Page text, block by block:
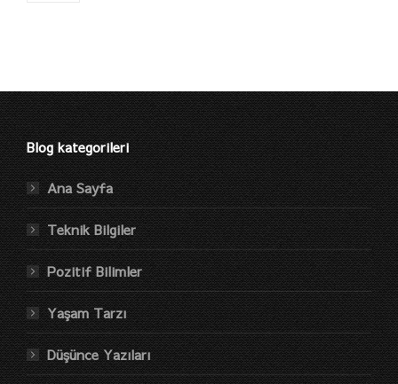
Blog kategorileri
Ana Sayfa
Teknik Bilgiler
Pozitif Bilimler
Yaşam Tarzı
Düşünce Yazıları